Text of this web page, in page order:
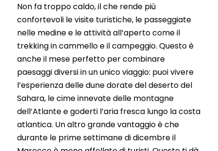
Non fa troppo caldo, il che rende più
confortevoli le visite turistiche, le passeggiate
nelle medine e le attività all’aperto come il
trekking in cammello e il campeggio. Questo è
anche il mese perfetto per combinare
paesaggi diversi in un unico viaggio: puoi vivere
l’esperienza delle dune dorate del deserto del
Sahara, le cime innevate delle montagne
dell’Atlante e goderti l’aria fresca lungo la costa
atlantica. Un altro grande vantaggio è che
durante le prime settimane di dicembre il